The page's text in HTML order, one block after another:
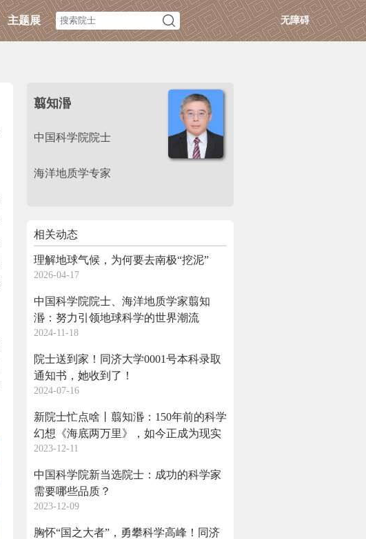
主题展 无障碍
翦知湣
中国科学院院士
海洋地质学专家
相关动态
理解地球气候，为何要去南极“挖泥”
2026-04-17
中国科学院院士、海洋地质学家翦知
湣：努力引领地球科学的世界潮流
2024-11-18
院士送到家！同济大学0001号本科录取
通知书，她收到了！
2024-07-16
新院士忙点啥丨翦知湣：150年前的科学
幻想《海底两万里》，如今正成为现实
2023-12-11
中国科学院新当选院士：成功的科学家
需要哪些品质？
2023-12-09
胸怀“国之大者”，勇攀科学高峰！同济